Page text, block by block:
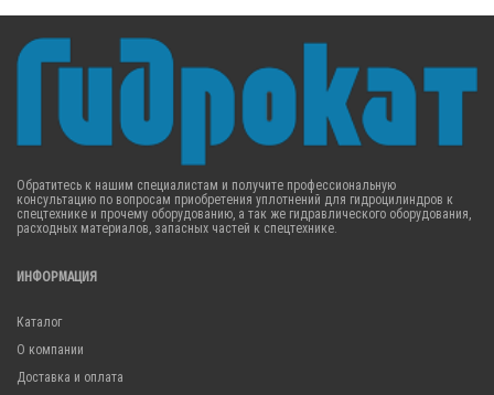
Обратитесь к нашим специалистам и получите профессиональную
консультацию по вопросам приобретения уплотнений для гидроцилиндров к
спецтехнике и прочему оборудованию, а так же гидравлического оборудования,
расходных материалов, запасных частей к спецтехнике.
ИНФОРМАЦИЯ
Каталог
О компании
Доставка и оплата